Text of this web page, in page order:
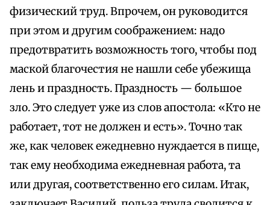
физический труд. Впрочем, он руководится
при этом и другим соображением: надо
предотвратить возможность того, чтобы под
маской благочестия не нашли себе убежища
лень и праздность. Праздность — большое
зло. Это следует уже из слов апостола: «Кто не
работает, тот не должен и есть». Точно так
же, как человек ежедневно нуждается в пище,
так ему необходима ежедневная работа, та
или другая, соответственно его силам. Итак,